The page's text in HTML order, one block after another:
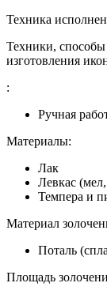
Техника
Техники,
изготовления
:
Ручная
Материалы:
Лак
Левкас
Темпера и
Материал
Поталь
Площадь